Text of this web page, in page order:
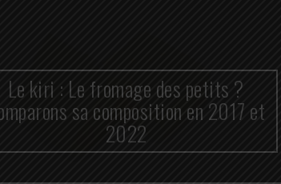
Le kiri : Le fromage des petits ?
sa composition en 2017 et
2022